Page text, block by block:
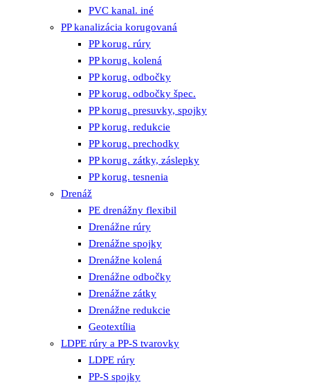
PVC kanal. iné
PP kanalizácia korugovaná
PP korug. rúry
PP korug. kolená
PP korug. odbočky
PP korug. odbočky špec.
PP korug. presuvky, spojky
PP korug. redukcie
PP korug. prechodky
PP korug. zátky, záslepky
PP korug. tesnenia
Drenáž
PE drenážny flexibil
Drenážne rúry
Drenážne spojky
Drenážne kolená
Drenážne odbočky
Drenážne zátky
Drenážne redukcie
Geotextília
LDPE rúry a PP-S tvarovky
LDPE rúry
PP-S spojky